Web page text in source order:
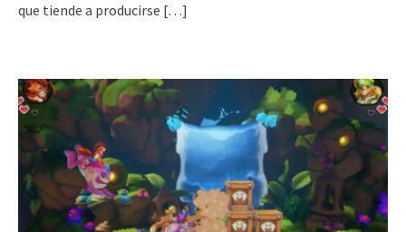
que tiende a producirse […]